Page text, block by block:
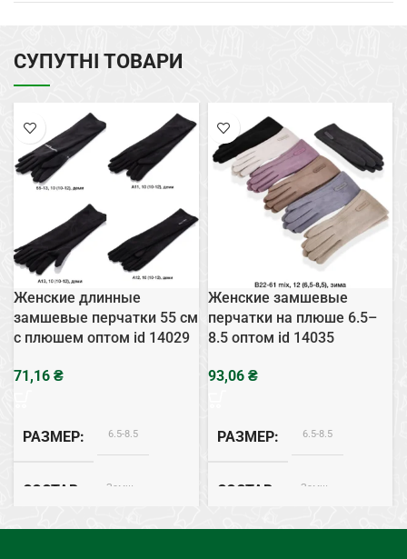
СУПУТНІ ТОВАРИ
Женские длинные
замшевые перчатки 55 см
с плюшем оптом id 14029
₴
РАЗМЕР 6.5-8.5
СОСТАВ Замш
Женские замшевые
перчатки на плюше 6.5–
8.5 оптом id 14035
₴
РАЗМЕР 6.5-8.5
СОСТАВ Замш